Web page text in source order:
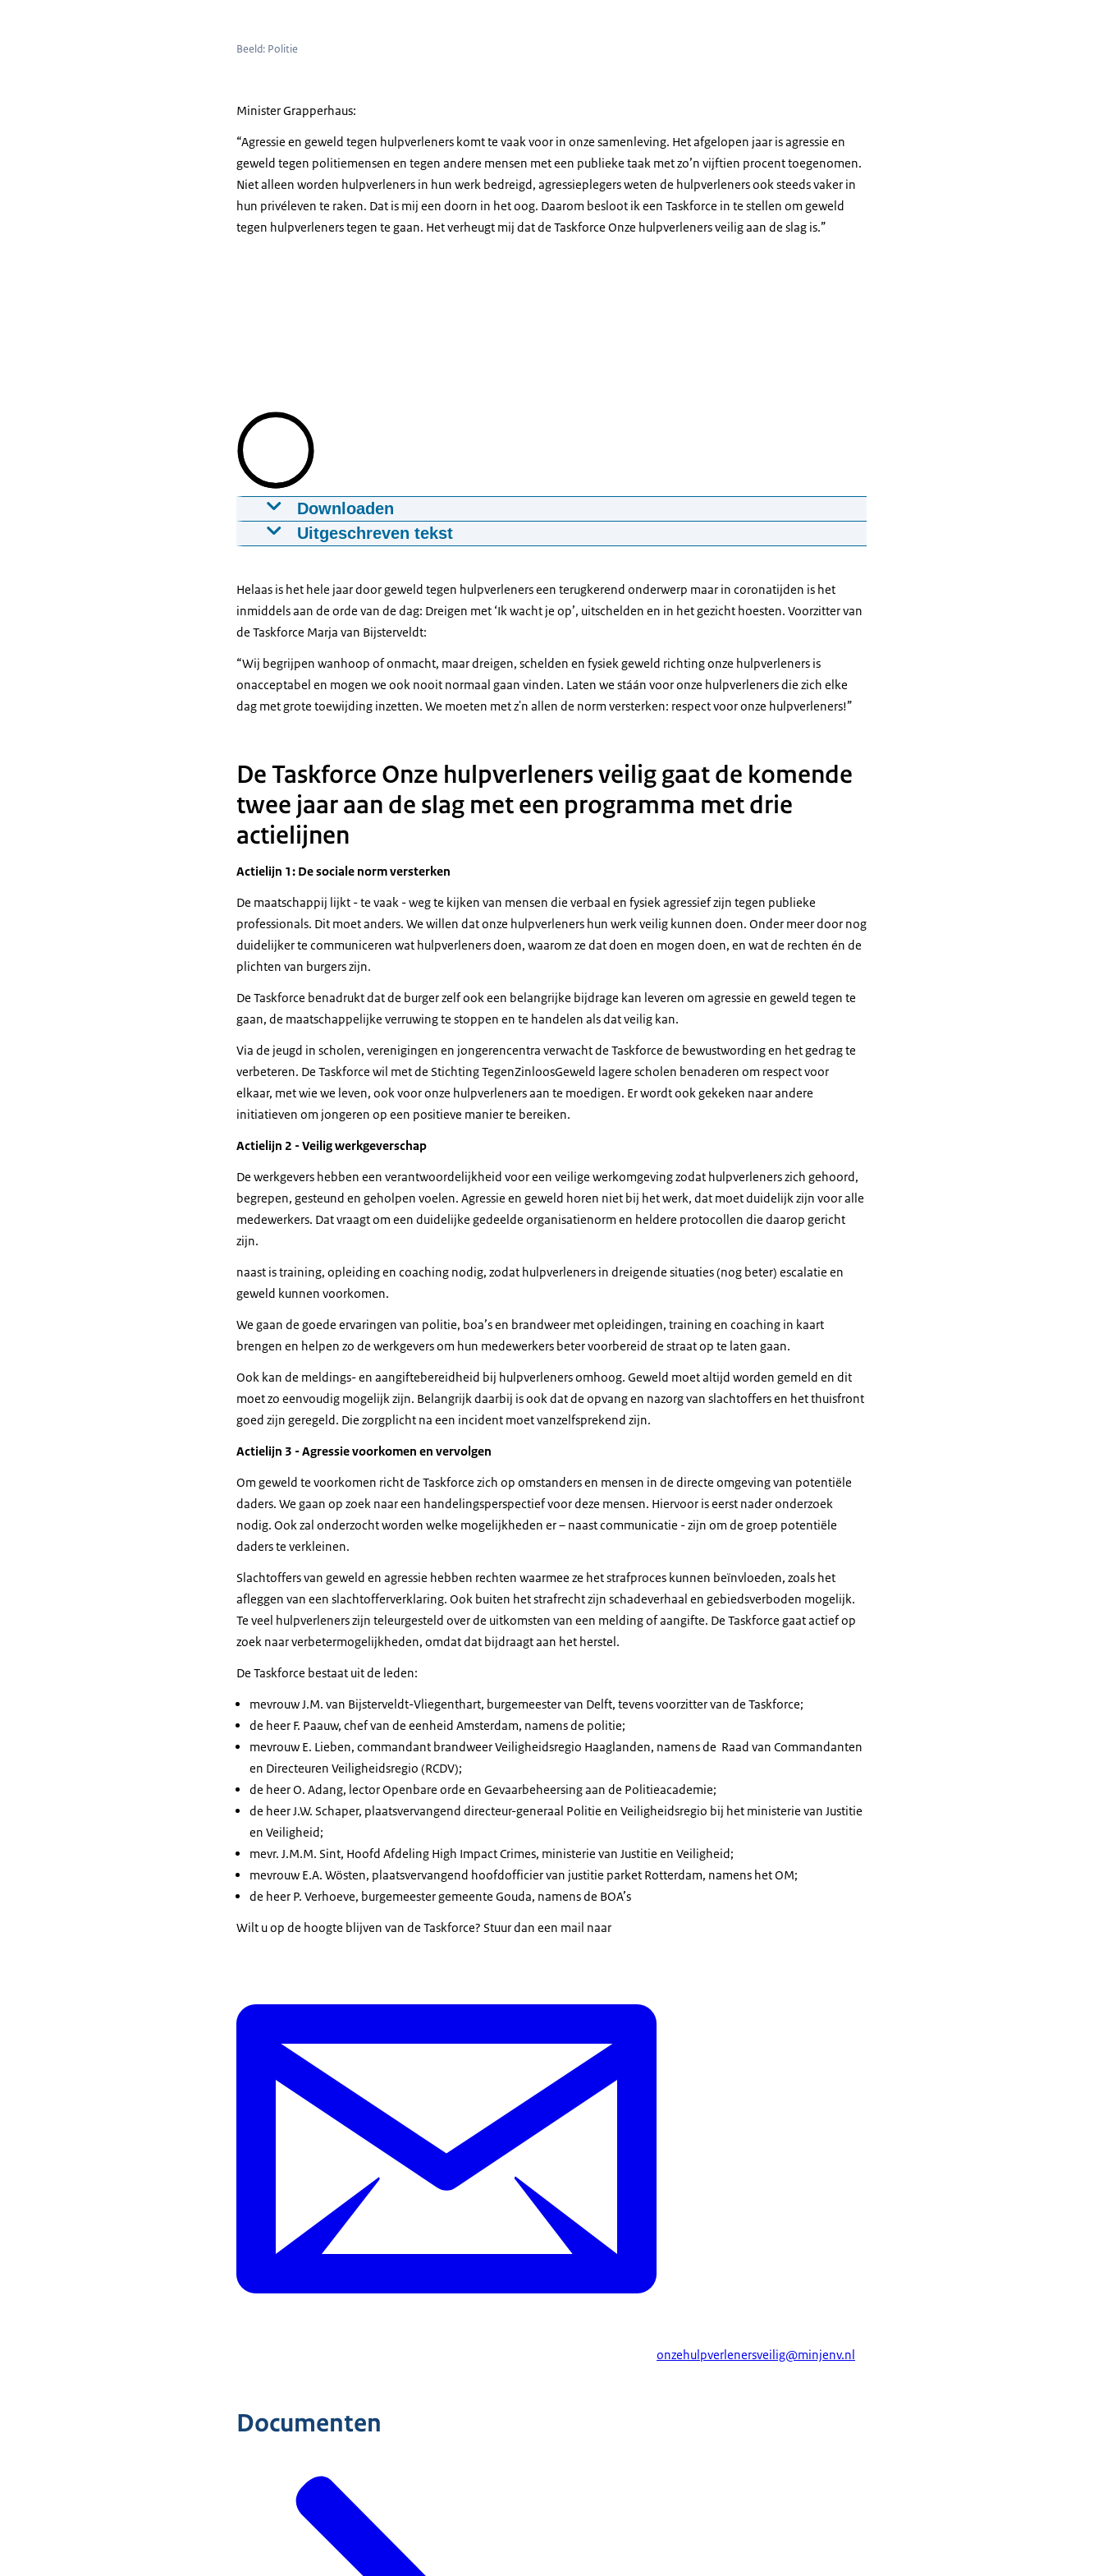
Beeld: Politie
Minister Grapperhaus:
“Agressie en geweld tegen hulpverleners komt te vaak voor in onze samenleving. Het afgelopen jaar is agressie en
geweld tegen politiemensen en tegen andere mensen met een publieke taak met zo’n vijftien procent toegenomen.
Niet alleen worden hulpverleners in hun werk bedreigd, agressieplegers weten de hulpverleners ook steeds vaker in
hun privéleven te raken. Dat is mij een doorn in het oog. Daarom besloot ik een Taskforce in te stellen om geweld
tegen hulpverleners tegen te gaan. Het verheugt mij dat de Taskforce Onze hulpverleners veilig aan de slag is.”
Downloaden
Ruben, BOA, is blij met de oprichting van de Taskforce Onze hulpverleners veilig
31-03-202102:26mp455,6 MB
Download
Ondertiteling
Download
Download
Uitgeschreven tekst
Op het moment dat zij overlast veroorzaken in een bepaald gebied en eigenlijk nergens anders terecht
kunnen voor hun gevoel dat wij dan kunnen kijken samen met de jeugd,
maar ook samen met de gemeente waar zij dan wel terecht kunnen.
Ik denk wel dat de maatschappij verhardt.
En dat heeft eigenlijk er wel mee te maken dat ik zie dat de grens steeds meer opgezocht wordt, maar
ook steeds makkelijker overheen gegaan wordt.
We kregen een melding van 'overlast jeugd'.
We kwamen op locatie waarbij vier jongens samen waren.
En in deze tijd is dat natuurlijk niet wenselijk binnen anderhalve meter.
We hebben ze aangesproken en gezegd dat ze eigenlijk moesten weggaan.
In plaats van weggaan hebben ze de keuze gemaakt om de confrontatie aan te gaan.
Waaronder één jongen in het bijzonder.
Eigenlijk moet je je voorstellen dat de verdachte op een gegeven moment bij die boom daar stond.
En mijn collega loopt op hem af en hij staat ongeveer ook ter hoogte van die witte boom.
En hij zegt: "Joh, je bent aangehouden."
En zoals je ziet, had die jongen ook de kans om alle kanten op te rennen.
Maar hij heeft er daadwerkelijk voor gekozen om mijn collega aan te vallen en een bodycheck te geven
op zijn maagstreek.
Die, bleek later achteraf, had toen gelijk zijn pols gebroken.
Toen is de verdachte die kant op gerend. Die straat in.
Toen ben ik er achteraan gegaan.
Ik wil hem daar pakken en op dat moment slaat hij mij echt op mijn hals.
Waardoor ik ten val ben gekomen.
En met mijn hoofd op straat terecht gekomen ben.
Waar ik een zware hersenschudding aan overgehouden heb.
Om dan toch nog de keuze te maken om geweld tegen jou te gebruiken.
En daarom ben ik wel blij dat die taskforce nu zo ver is en dat het opgezet is, want ik denk dat het goed
iemand doet.
En vooral als iemand jou persoonlijk aanvalt en gewoon het doel heeft jou te verwonden en dat ook
lukt.
Dat vind ik eigenlijk het ergste.
Helaas is het hele jaar door geweld tegen hulpverleners een terugkerend onderwerp maar in coronatijden is het
inmiddels aan de orde van de dag: Dreigen met ‘Ik wacht je op’, uitschelden en in het gezicht hoesten. Voorzitter van
de Taskforce Marja van Bijsterveldt:
“Wij begrijpen wanhoop of onmacht, maar dreigen, schelden en fysiek geweld richting onze hulpverleners is
onacceptabel en mogen we ook nooit normaal gaan vinden. Laten we stáán voor onze hulpverleners die zich elke
dag met grote toewijding inzetten. We moeten met z'n allen de norm versterken: respect voor onze hulpverleners!”
De Taskforce Onze hulpverleners veilig gaat de komende
twee jaar aan de slag met een programma met drie
actielijnen
Actielijn 1: De sociale norm versterken
De maatschappij lijkt - te vaak - weg te kijken van mensen die verbaal en fysiek agressief zijn tegen publieke
professionals. Dit moet anders. We willen dat onze hulpverleners hun werk veilig kunnen doen. Onder meer door nog
duidelijker te communiceren wat hulpverleners doen, waarom ze dat doen en mogen doen, en wat de rechten én de
plichten van burgers zijn.
De Taskforce benadrukt dat de burger zelf ook een belangrijke bijdrage kan leveren om agressie en geweld tegen te
gaan, de maatschappelijke verruwing te stoppen en te handelen als dat veilig kan.
Via de jeugd in scholen, verenigingen en jongerencentra verwacht de Taskforce de bewustwording en het gedrag te
verbeteren. De Taskforce wil met de Stichting TegenZinloosGeweld lagere scholen benaderen om respect voor
elkaar, met wie we leven, ook voor onze hulpverleners aan te moedigen. Er wordt ook gekeken naar andere
initiatieven om jongeren op een positieve manier te bereiken.
Actielijn 2 - Veilig werkgeverschap
De werkgevers hebben een verantwoordelijkheid voor een veilige werkomgeving zodat hulpverleners zich gehoord,
begrepen, gesteund en geholpen voelen. Agressie en geweld horen niet bij het werk, dat moet duidelijk zijn voor alle
medewerkers. Dat vraagt om een duidelijke gedeelde organisatienorm en heldere protocollen die daarop gericht
zijn.
naast is training, opleiding en coaching nodig, zodat hulpverleners in dreigende situaties (nog beter) escalatie en
geweld kunnen voorkomen.
We gaan de goede ervaringen van politie, boa’s en brandweer met opleidingen, training en coaching in kaart
brengen en helpen zo de werkgevers om hun medewerkers beter voorbereid de straat op te laten gaan.
Ook kan de meldings- en aangiftebereidheid bij hulpverleners omhoog. Geweld moet altijd worden gemeld en dit
moet zo eenvoudig mogelijk zijn. Belangrijk daarbij is ook dat de opvang en nazorg van slachtoffers en het thuisfront
goed zijn geregeld. Die zorgplicht na een incident moet vanzelfsprekend zijn.
Actielijn 3 - Agressie voorkomen en vervolgen
Om geweld te voorkomen richt de Taskforce zich op omstanders en mensen in de directe omgeving van potentiële
daders. We gaan op zoek naar een handelingsperspectief voor deze mensen. Hiervoor is eerst nader onderzoek
nodig. Ook zal onderzocht worden welke mogelijkheden er – naast communicatie - zijn om de groep potentiële
daders te verkleinen.
Slachtoffers van geweld en agressie hebben rechten waarmee ze het strafproces kunnen beïnvloeden, zoals het
afleggen van een slachtofferverklaring. Ook buiten het strafrecht zijn schadeverhaal en gebiedsverboden mogelijk.
Te veel hulpverleners zijn teleurgesteld over de uitkomsten van een melding of aangifte. De Taskforce gaat actief op
zoek naar verbetermogelijkheden, omdat dat bijdraagt aan het herstel.
De Taskforce bestaat uit de leden:
mevrouw J.M. van Bijsterveldt-Vliegenthart, burgemeester van Delft, tevens voorzitter van de Taskforce;
de heer F. Paauw, chef van de eenheid Amsterdam, namens de politie;
mevrouw E. Lieben, commandant brandweer Veiligheidsregio Haaglanden, namens de Raad van Commandanten
en Directeuren Veiligheidsregio (RCDV);
de heer O. Adang, lector Openbare orde en Gevaarbeheersing aan de Politieacademie;
de heer J.W. Schaper, plaatsvervangend directeur-generaal Politie en Veiligheidsregio bij het ministerie van Justitie
en Veiligheid;
mevr. J.M.M. Sint, Hoofd Afdeling High Impact Crimes, ministerie van Justitie en Veiligheid;
mevrouw E.A. Wösten, plaatsvervangend hoofdofficier van justitie parket Rotterdam, namens het OM;
de heer P. Verhoeve, burgemeester gemeente Gouda, namens de BOA’s
Wilt u op de hoogte blijven van de Taskforce? Stuur dan een mail naar
onzehulpverlenersveilig@minjenv.nl
Documenten